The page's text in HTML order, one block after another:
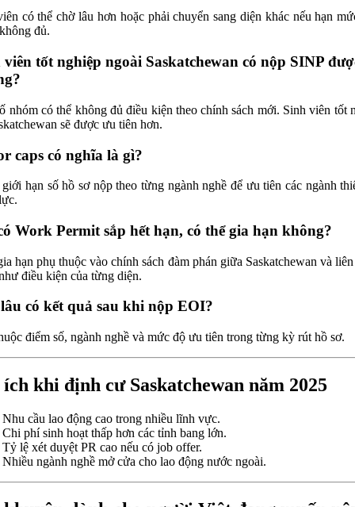
có thể chờ lâu hơn hoặc phải chuyển sang diện khác nếu hạn
đủ.
viên tốt nghiệp ngoài Saskatchewan có nộp SINP
nhóm có thể không đủ điều kiện theo chính sách mới. Sinh viên tốt
sẽ được ưu tiên hơn.
caps có nghĩa là gì?
hạn số hồ sơ nộp theo từng ngành nghề để ưu tiên các ngành
Work Permit sắp hết hạn, có thể gia hạn không?
hạn phụ thuộc vào chính sách đàm phán giữa Saskatchewan và
điều kiện của từng diện.
có kết quả sau khi nộp EOI?
điểm số, ngành nghề và mức độ ưu tiên trong từng kỳ rút hồ sơ.
khi định cư Saskatchewan năm 2025
Nhu cầu lao động cao trong nhiều lĩnh vực.
Chi phí sinh hoạt thấp hơn các tỉnh bang lớn.
Tỷ lệ xét duyệt PR cao nếu có job offer.
Nhiều ngành nghề mở cửa cho lao động nước ngoài.